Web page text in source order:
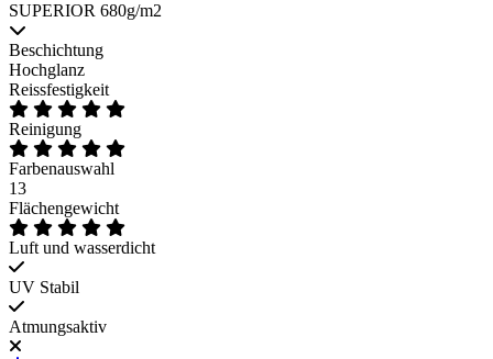
SUPERIOR 680g/m2
Beschichtung
Hochglanz
Reissfestigkeit
Reinigung
Farbenauswahl
13
Flächengewicht
Luft und wasserdicht
UV Stabil
Atmungsaktiv